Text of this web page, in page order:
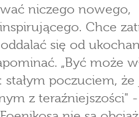
niczego nowego,
Chce
się od
„Być może
poczuciem, że
z teraźniejszości"